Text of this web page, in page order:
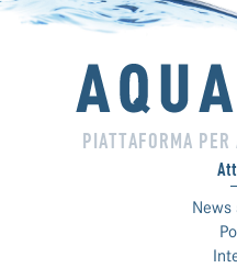
PIATTAFORMA PER